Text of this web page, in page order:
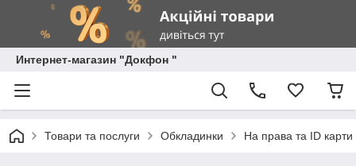
Интернет-магазин "Докфон "
Товари та послуги Обкладинки На права та ID карти